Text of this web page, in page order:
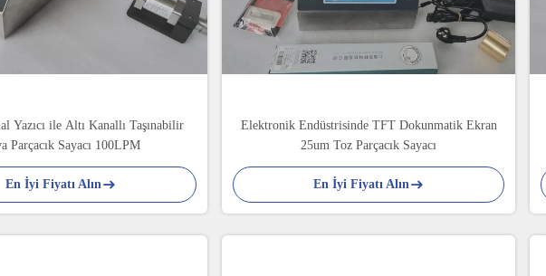
Yazıcı ile Altı Kanallı Taşınabilir
Parçacık Sayacı 100LPM
En İyi Fiyatı Alın
Elektronik Endüstrisinde TFT Dokunmatik Ekran
25um Toz Parçacık Sayacı
En İyi Fiyatı Alın